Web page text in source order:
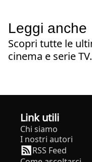
Leggi anche
Scopri tutte le
cinema e serie TV.
Link utili
Chi siamo
I nostri autori
RSS Feed